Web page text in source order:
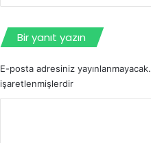
Bir yanıt yazın
E-posta adresiniz yayınlanmayacak.
işaretlenmişlerdir